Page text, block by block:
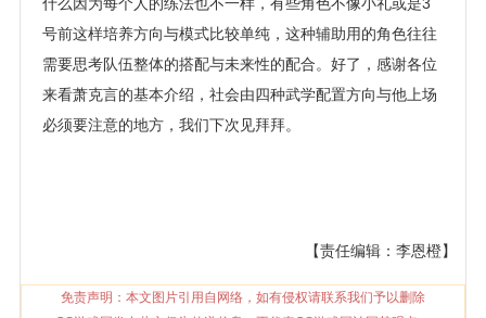
号前这样培养方向与模式比较单纯，这种辅助用的角色往往
需要思考队伍整体的搭配与未来性的配合。好了，感谢各位
来看萧克言的基本介绍，社会由四种武学配置方向与他上场
必须要注意的地方，我们下次见拜拜。
【责任编辑：李恩橙】
免责声明：本文图片引用自网络，如有侵权请联系我们予以删除